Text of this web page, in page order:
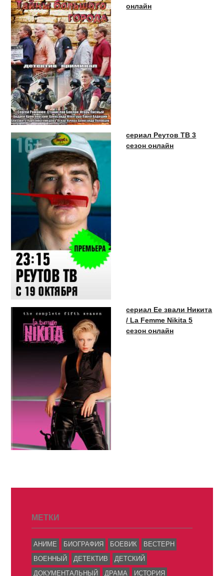
онлайн
сериал Реутов ТВ 3
сезон онлайн
сериал Ее звали Никита
/ La Femme Nikita 5
сезон онлайн
МЕТКИ
АНИМЕ БИОГРАФИЯ БОЕВИК
ВЕСТЕРН
ВОЕННЫЙ
ДЕТЕКТИВ
ДЕТСКИЙ
ДОКУМЕНТАЛЬНЫЙ
ДРАМА ИСТОРИЯ